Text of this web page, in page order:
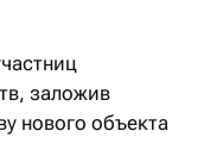
заложив
нового объекта